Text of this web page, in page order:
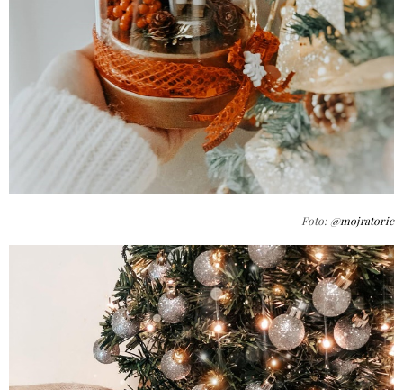
Foto: @mojratoric